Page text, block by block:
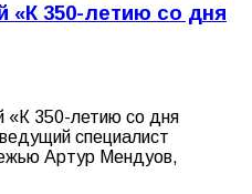
«К 350-летию со дня
«К 350-летию со дня
специалист
Артур Мендуов,